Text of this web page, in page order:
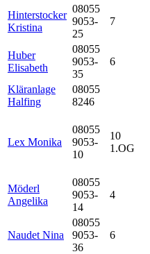
Hinterstocker
Kristina
08055
9053-
25
7
Huber
Elisabeth
08055
9053-
35
6
Kläranlage
Halfing
08055
8246
Lex Monika
08055
9053-
10
10
1.OG
Möderl
Angelika
08055
9053-
14
4
Naudet Nina
08055
9053-
36
6